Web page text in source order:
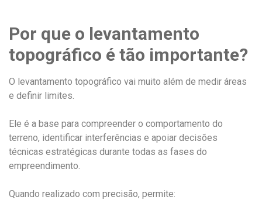
Por que o levantamento
topográfico é tão importante?
O levantamento topográfico vai muito além de medir áreas
e definir limites.
Ele é a base para compreender o comportamento do
terreno, identificar interferências e apoiar decisões
técnicas estratégicas durante todas as fases do
empreendimento.
Quando realizado com precisão, permite: